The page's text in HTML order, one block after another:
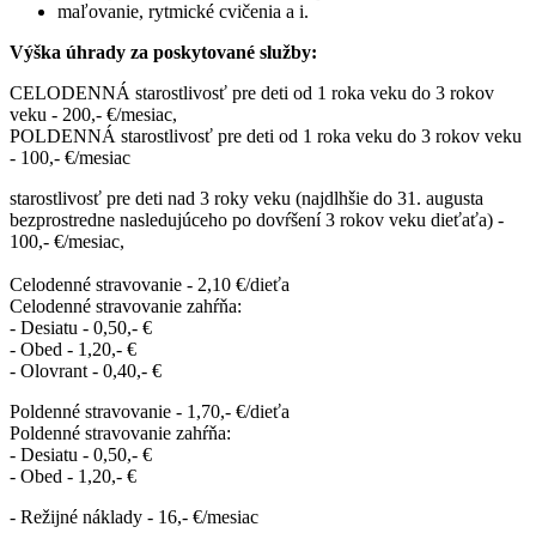
maľovanie, rytmické cvičenia a i.
Výška úhrady za poskytované služby:
CELODENNÁ starostlivosť pre deti od 1 roka veku do 3 rokov
veku - 200,- €/mesiac,
POLDENNÁ starostlivosť pre deti od 1 roka veku do 3 rokov veku
- 100,- €/mesiac
starostlivosť pre deti nad 3 roky veku (najdlhšie do 31. augusta
bezprostredne nasledujúceho po dovŕšení 3 rokov veku dieťaťa) -
100,- €/mesiac,
Celodenné stravovanie - 2,10 €/dieťa
Celodenné stravovanie zahŕňa:
- Desiatu - 0,50,- €
- Obed - 1,20,- €
- Olovrant - 0,40,- €
Poldenné stravovanie - 1,70,- €/dieťa
Poldenné stravovanie zahŕňa:
- Desiatu - 0,50,- €
- Obed - 1,20,- €
- Režijné náklady - 16,- €/mesiac